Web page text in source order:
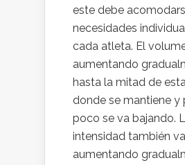
este debe
necesidades
cada atleta. El
aumentando
hasta la mitad de
donde se mantiene y
poco se va bajando.
intensidad también va
aumentando